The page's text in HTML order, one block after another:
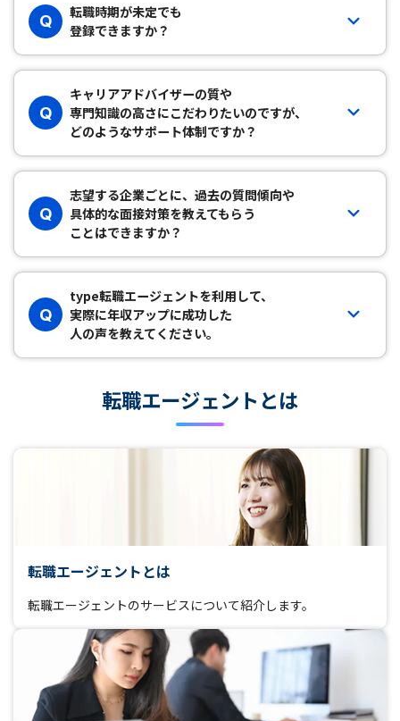
Q
転職時期が未定でも
登録できますか？
Q
キャリアアドバイザーの質や
専門知識の高さにこだわりたいのですが、
どのようなサポート体制ですか？
Q
志望する企業ごとに、過去の質問傾向や
具体的な面接対策を教えてもらう
ことはできますか？
Q
type転職エージェントを利用して、
実際に年収アップに成功した
人の声を教えてください。
転職エージェントとは
転職エージェントとは
転職エージェントのサービスについて紹介します。